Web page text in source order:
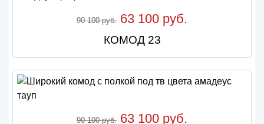
90 100 руб. 63 100 руб.
КОМОД 23
90 100 руб. 63 100 руб.